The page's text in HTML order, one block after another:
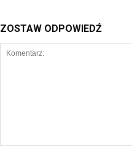
ZOSTAW ODPOWIEDŹ